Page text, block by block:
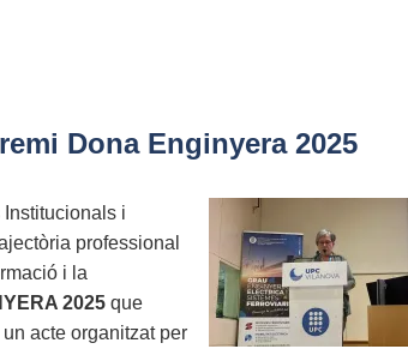
Dona Enginyera 2025
i
professional
i la
2025 que
acte organitzat per